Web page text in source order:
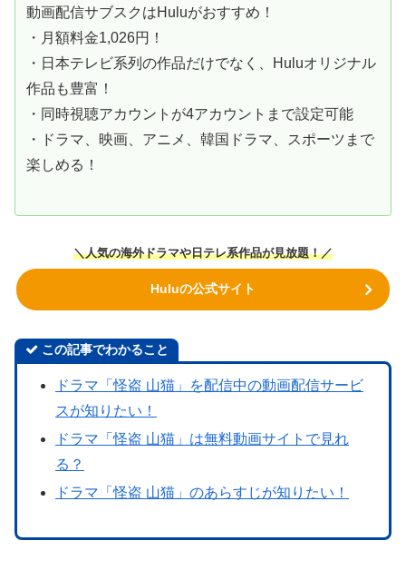
動画配信サブスクはHuluがおすすめ！
・月額料金1,026円！
・日本テレビ系列の作品だけでなく、Huluオリジナル
作品も豊富！
・同時視聴アカウントが4アカウントまで設定可能
・ドラマ、映画、アニメ、韓国ドラマ、スポーツまで
楽しめる！
＼人気の海外ドラマや日テレ系作品が見放題！／
Huluの公式サイト
この記事でわかること
ドラマ「怪盗 山猫」を配信中の動画配信サービ
スが知りたい！
ドラマ「怪盗 山猫」は無料動画サイトで見れ
る？
ドラマ「怪盗 山猫」のあらすじが知りたい！